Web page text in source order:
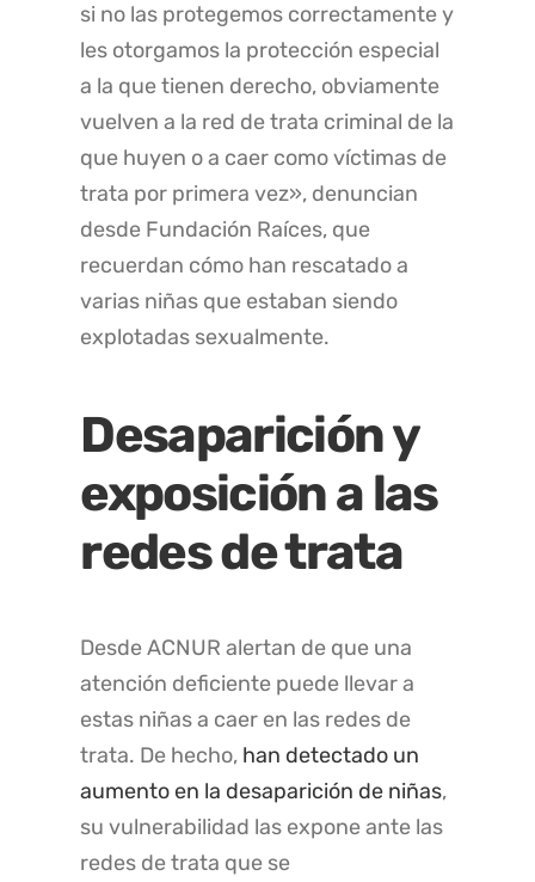
si no las protegemos correctamente y
les otorgamos la protección especial
a la que tienen derecho, obviamente
vuelven a la red de trata criminal de la
que huyen o a caer como víctimas de
trata por primera vez», denuncian
desde Fundación Raíces, que
recuerdan cómo han rescatado a
varias niñas que estaban siendo
explotadas sexualmente.
Desaparición y
exposición a las
redes de trata
Desde ACNUR alertan de que una
atención deficiente puede llevar a
estas niñas a caer en las redes de
trata. De hecho, han detectado un
aumento en la desaparición de niñas,
su vulnerabilidad las expone ante las
redes de trata que se